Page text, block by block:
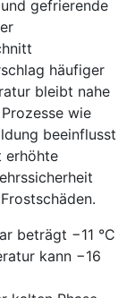
gefrierende
häufiger
bleibt nahe
wie
beeinflusst
erhöhte
beträgt −11 °C
kann −16